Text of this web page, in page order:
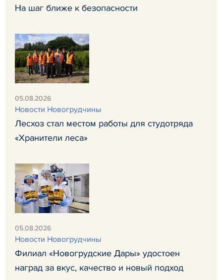
На шаг ближе к безопасности
05.08.2026
Новости Новогрудчины
Лесхоз стал местом работы для студотряда
«Хранители леса»
05.08.2026
Новости Новогрудчины
Филиал «Новогрудские Дары» удостоен
наград за вкус, качество и новый подход